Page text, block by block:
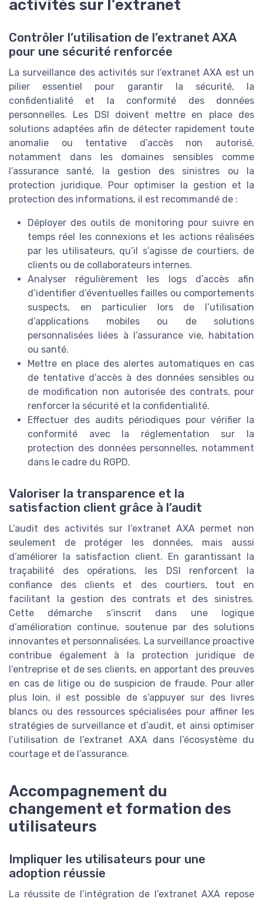
activités sur l’extranet
Contrôler l’utilisation de l’extranet AXA
pour une sécurité renforcée
La surveillance des activités sur l’extranet AXA est un
pilier essentiel pour garantir la sécurité, la
confidentialité et la conformité des données
personnelles. Les DSI doivent mettre en place des
solutions adaptées afin de détecter rapidement toute
anomalie ou tentative d’accès non autorisé,
notamment dans les domaines sensibles comme
l’assurance santé, la gestion des sinistres ou la
protection juridique. Pour optimiser la gestion et la
protection des informations, il est recommandé de :
Déployer des outils de monitoring pour suivre en
temps réel les connexions et les actions réalisées
par les utilisateurs, qu’il s’agisse de courtiers, de
clients ou de collaborateurs internes.
Analyser régulièrement les logs d’accès afin
d’identifier d’éventuelles failles ou comportements
suspects, en particulier lors de l’utilisation
d’applications mobiles ou de solutions
personnalisées liées à l’assurance vie, habitation
ou santé.
Mettre en place des alertes automatiques en cas
de tentative d’accès à des données sensibles ou
de modification non autorisée des contrats, pour
renforcer la sécurité et la confidentialité.
Effectuer des audits périodiques pour vérifier la
conformité avec la réglementation sur la
protection des données personnelles, notamment
dans le cadre du RGPD.
Valoriser la transparence et la
satisfaction client grâce à l’audit
L’audit des activités sur l’extranet AXA permet non
seulement de protéger les données, mais aussi
d’améliorer la satisfaction client. En garantissant la
traçabilité des opérations, les DSI renforcent la
confiance des clients et des courtiers, tout en
facilitant la gestion des contrats et des sinistres.
Cette démarche s’inscrit dans une logique
d’amélioration continue, soutenue par des solutions
innovantes et personnalisées. La surveillance proactive
contribue également à la protection juridique de
l’entreprise et de ses clients, en apportant des preuves
en cas de litige ou de suspicion de fraude. Pour aller
plus loin, il est possible de s’appuyer sur des livres
blancs ou des ressources spécialisées pour affiner les
stratégies de surveillance et d’audit, et ainsi optimiser
l’utilisation de l’extranet AXA dans l’écosystème du
courtage et de l’assurance.
Accompagnement du
changement et formation des
utilisateurs
Impliquer les utilisateurs pour une
adoption réussie
La réussite de l’intégration de l’extranet AXA repose